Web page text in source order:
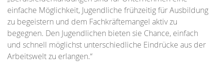
einfache Möglichkeit, Jugendliche frühzeitig für Ausbildung
zu begeistern und dem Fachkräftemangel aktiv zu
begegnen. Den Jugendlichen bieten sie Chance, einfach
und schnell möglichst unterschiedliche Eindrücke aus der
Arbeitswelt zu erlangen.“